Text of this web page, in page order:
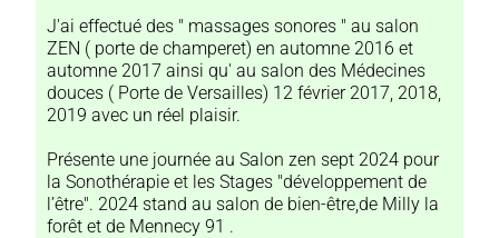
J'ai effectué des " massages sonores " au salon
ZEN ( porte de champeret) en automne 2016 et
automne 2017 ainsi qu' au salon des Médecines
douces ( Porte de Versailles) 12 février 2017, 2018,
2019 avec un réel plaisir.
Présente une journée au Salon zen sept 2024 pour
la Sonothérapie et les Stages "développement de
l’être". 2024 stand au salon de bien-être,de Milly la
forêt et de Mennecy 91 .